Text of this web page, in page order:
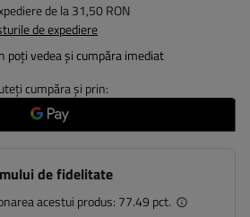
de la31,50 RON
de expediere
poți vedea și cumpăra imediat
cumpăra și prin:
de fidelitate
acestui produs: 77.49 pct.